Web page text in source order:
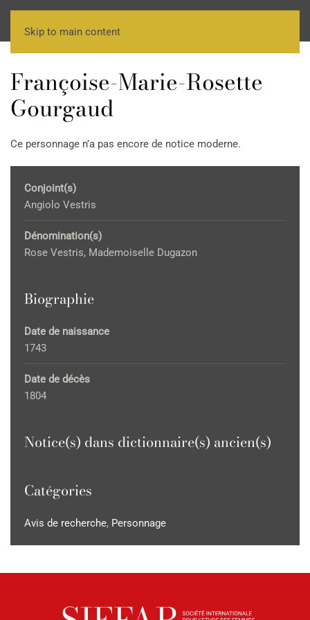
Skip to main content
Françoise-Marie-Rosette
Gourgaud
Ce personnage n’a pas encore de notice moderne.
Conjoint(s)
Angiolo Vestris
Dénomination(s)
Rose Vestris, Mademoiselle Dugazon
Biographie
Date de naissance
1743
Date de décès
1804
Notice(s) dans dictionnaire(s) ancien(s)
Catégories
Avis de recherche, Personnage